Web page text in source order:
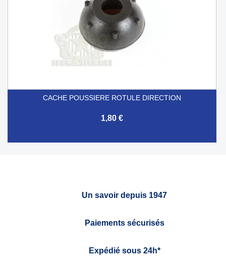
CACHE POUSSIERE ROTULE DIRECTION
1,80 €
Un savoir depuis 1947
Paiements sécurisés
Expédié sous 24h*